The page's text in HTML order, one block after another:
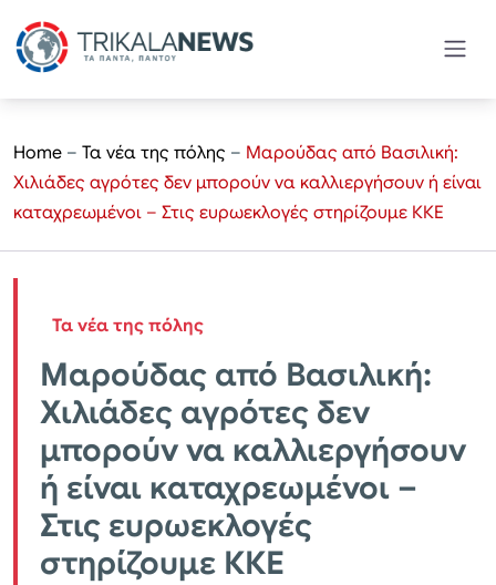
Home – Τα νέα της πόλης – Μαρούδας από Βασιλική:
Χιλιάδες αγρότες δεν μπορούν να καλλιεργήσουν ή είναι
καταχρεωμένοι – Στις ευρωεκλογές στηρίζουμε ΚΚΕ
Τα νέα της πόλης
Μαρούδας από Βασιλική:
Χιλιάδες αγρότες δεν
μπορούν να καλλιεργήσουν
ή είναι καταχρεωμένοι –
Στις ευρωεκλογές
στηρίζουμε ΚΚΕ